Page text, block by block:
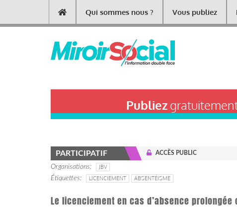
contenu
Main
navigation
Qui sommes nous ? Vous publiez
Publiez
PARTICIPATIF ACCÈS PUBLIC
Organisations
JBV
Étiquettes
LICENCIEMENT ABSENTÉISME
Le licenciement en cas d’absence prolongée